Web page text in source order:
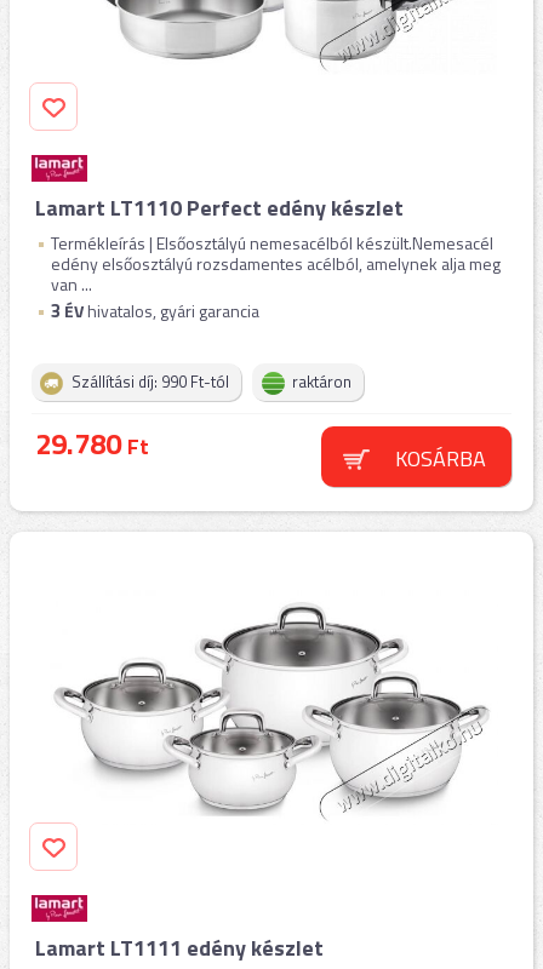
Lamart LT1110 Perfect edény készlet
Termékleírás | Elsőosztályú nemesacélból készült.Nemesacél
edény elsőosztályú rozsdamentes acélból, amelynek alja meg
van ...
3 ÉVhivatalos, gyári garancia
Szállítási díj: 990 Ft-tól raktáron
29.780Ft KOSÁRBA
Lamart LT1111 edény készlet